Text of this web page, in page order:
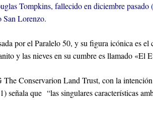
Tompkins, fallecido en diciembre pasado (
San Lorenzo.
por el Paralelo 50, y su figura icónica es
y las nieves en su cumbre es llamado «El
Conservarion Land Trust, con la
que “las singulares características